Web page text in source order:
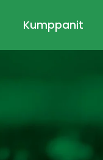
Kumppanit